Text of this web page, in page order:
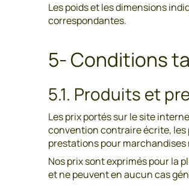
Les poids et les dimensions
correspondantes.
5- Conditions
5.1. Produits et
Les prix portés sur le site
convention contraire écrite, les
prestations pour
Nos prix sont exprimés pour la
et ne peuvent en aucun cas